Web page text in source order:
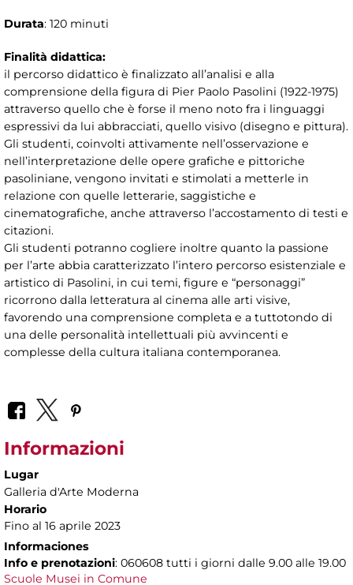
Durata: 120 minuti
Finalità didattica:
il percorso didattico è finalizzato all’analisi e alla
comprensione della figura di Pier Paolo Pasolini (1922-1975)
attraverso quello che è forse il meno noto fra i linguaggi
espressivi da lui abbracciati, quello visivo (disegno e pittura).
Gli studenti, coinvolti attivamente nell’osservazione e
nell’interpretazione delle opere grafiche e pittoriche
pasoliniane, vengono invitati e stimolati a metterle in
relazione con quelle letterarie, saggistiche e
cinematografiche, anche attraverso l’accostamento di testi e
citazioni.
Gli studenti potranno cogliere inoltre quanto la passione
per l’arte abbia caratterizzato l’intero percorso esistenziale e
artistico di Pasolini, in cui temi, figure e “personaggi”
ricorrono dalla letteratura al cinema alle arti visive,
favorendo una comprensione completa e a tuttotondo di
una delle personalità intellettuali più avvincenti e
complesse della cultura italiana contemporanea.
Informazioni
Lugar
Galleria d'Arte Moderna
Horario
Fino al 16 aprile 2023
Informaciones
Info e prenotazioni: 060608 tutti i giorni dalle 9.00 alle 19.00
Scuole Musei in Comune